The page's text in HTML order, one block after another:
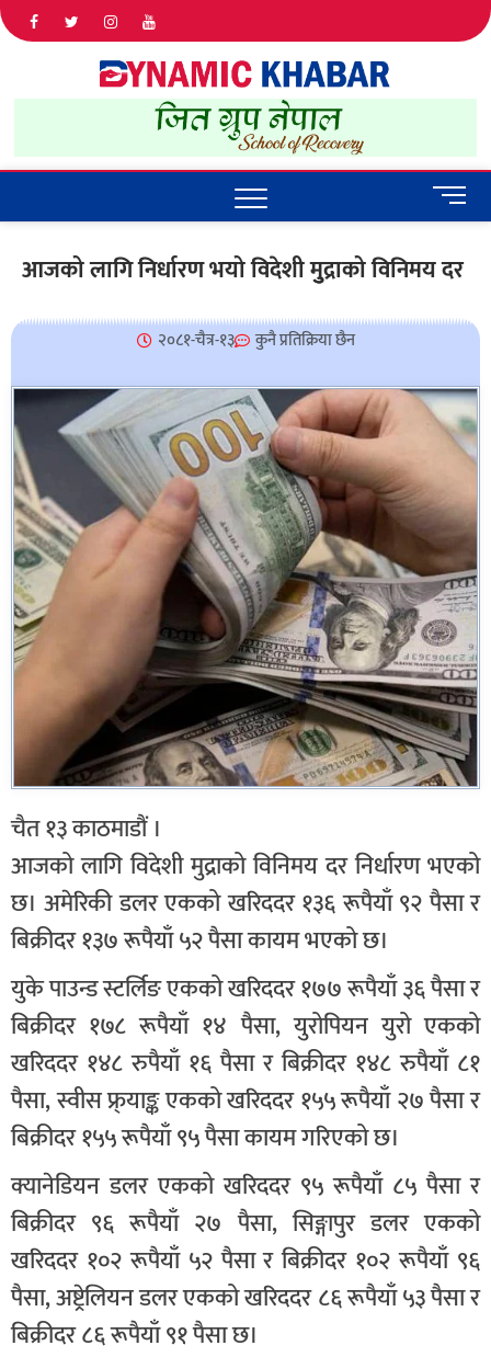
IN NEPAL
M
e
u
u
o
आजको लागि निर्धारण भयो विदेशी मुुद्राको विनिमय दर
२०८१-चैत्र-१३ कुनै प्रतिक्रिया छैन
चैत १३ काठमाडौं ।
आजको लागि विदेशी मुद्राको विनिमय दर निर्धारण भएको
छ। अमेरिकी डलर एकको खरिददर १३६ रूपैयाँ ९२ पैसा र
बिक्रीदर १३७ रूपैयाँ ५२ पैसा कायम भएको छ।
युके पाउन्ड स्टर्लिङ एकको खरिददर १७७ रूपैयाँ ३६ पैसा र
बिक्रीदर १७८ रूपैयाँ १४ पैसा, युरोपियन युरो एकको
खरिददर १४८ रुपैयाँ १६ पैसा र बिक्रीदर १४८ रुपैयाँ ८१
पैसा, स्वीस फ्र्याङ्क एकको खरिददर १५५ रूपैयाँ २७ पैसा र
बिक्रीदर १५५ रूपैयाँ ९५ पैसा कायम गरिएको छ।
क्यानेडियन डलर एकको खरिददर ९५ रूपैयाँ ८५ पैसा र
बिक्रीदर ९६ रूपैयाँ २७ पैसा, सिङ्गापुर डलर एकको
खरिददर १०२ रूपैयाँ ५२ पैसा र बिक्रीदर १०२ रूपैयाँ ९६
पैसा, अष्ट्रेलियन डलर एकको खरिददर ८६ रूपैयाँ ५३ पैसा र
बिक्रीदर ८६ रूपैयाँ ९१ पैसा छ।